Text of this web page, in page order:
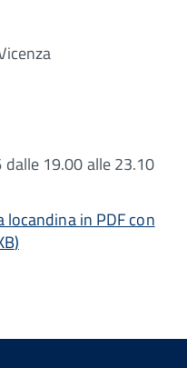
19.00 alle 23.10
locandina in PDF con
)